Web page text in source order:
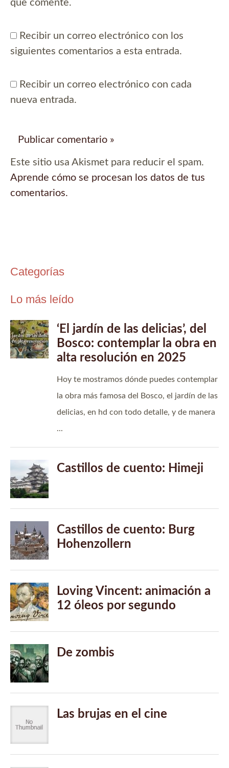
que comente.
Recibir un correo electrónico con los
siguientes comentarios a esta entrada.
Recibir un correo electrónico con cada
nueva entrada.
Este sitio usa Akismet para reducir el spam.
Aprende cómo se procesan los datos de tus
comentarios.
Categorías
Lo más leído